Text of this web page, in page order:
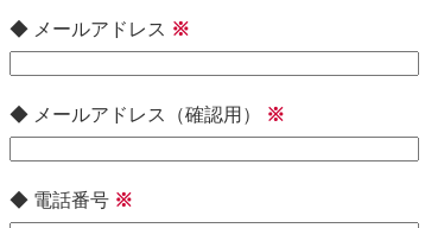
◆ メールアドレス ※
◆ メールアドレス（確認用） ※
◆ 電話番号 ※